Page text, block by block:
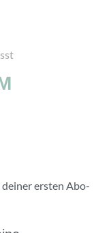
ersten Abo-